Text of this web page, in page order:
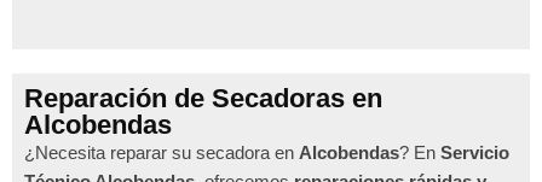
Reparación de Secadoras en
Alcobendas
¿Necesita reparar su secadora en Alcobendas? En Servicio